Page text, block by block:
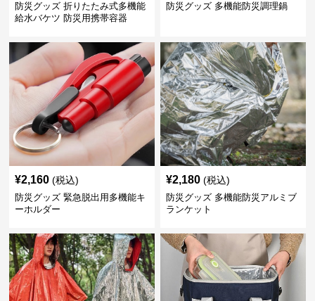
防災グッズ 折りたたみ式多機能
給水バケツ 防災用携帯容器
防災グッズ 多機能防災調理鍋
¥2,160 (税込)
防災グッズ 緊急脱出用多機能キ
ーホルダー
¥2,180 (税込)
防災グッズ 多機能防災アルミブ
ランケット